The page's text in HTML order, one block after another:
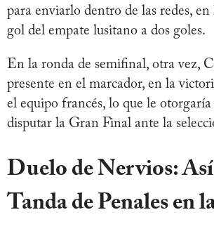
para enviarlo dentro de las redes, en
gol del empate lusitano a dos goles.
En la ronda de semifinal, otra vez,
presente en el marcador, en la
el equipo francés, lo que le otorgaría
disputar la Gran Final ante la
Duelo de Nervios:
Tanda de Penales en